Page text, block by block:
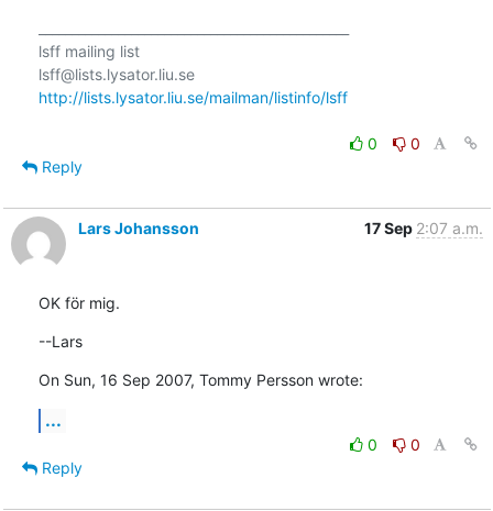
lsff mailing list
lsff@lists.lysator.liu.se
http://lists.lysator.liu.se/mailman/listinfo/lsff
0
0
Reply
Lars Johansson 17 Sep 2:07 a.m.
OK för mig.
--Lars
On Sun, 16 Sep 2007, Tommy Persson wrote:
...
0
0
Reply